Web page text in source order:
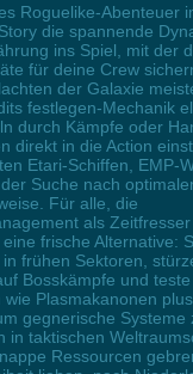
Roguelike-Abenteuer
die spannende
ins Spiel, mit der
für deine Crew
der Galaxie
festlegen-Mechanik
durch Kämpfe oder
direkt in die Action
Etari-Schiffen, EMP-
Suche nach
Für alle, die
als
frische Alternative:
frühen Sektoren,
Bosskämpfe und teste
wie Plasmakanonen
gegnerische Systeme
in taktischen
Ressourcen